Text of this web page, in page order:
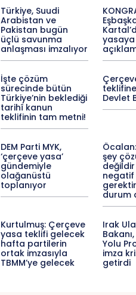
Türkiye, Suudi
Arabistan ve
Pakistan bugün
üçlü savunma
anlaşması imzalıyor
İşte çözüm
sürecinde bütün
Türkiye’nin beklediği
tarihî kanun
teklifinin tam metni!
Devlet
DEM Parti MYK,
‘çerçeve yasa’
gündemiyle
olağanüstü
toplanıyor
şey
negatif
durum
Kurtulmuş: Çerçeve
yasa teklifi gelecek
hafta partilerin
ortak imzasıyla
TBMM’ye gelecek
Irak
Yolu
imza
getirdi